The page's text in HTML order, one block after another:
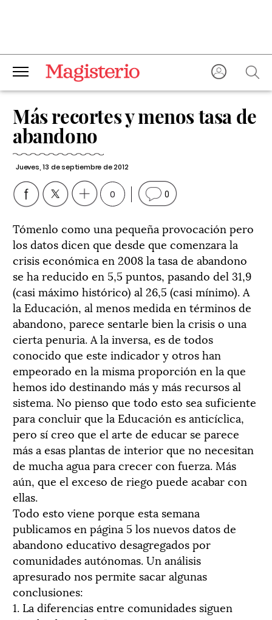
Más recortes y menos tasa de
abandono
Jueves, 13 de septiembre de 2012
0 0
Tómenlo como una pequeña provocación pero
los datos dicen que desde que comenzara la
crisis económica en 2008 la tasa de abandono
se ha reducido en 5,5 puntos, pasando del 31,9
(casi máximo histórico) al 26,5 (casi mínimo). A
la Educación, al menos medida en términos de
abandono, parece sentarle bien la crisis o una
cierta penuria. A la inversa, es de todos
conocido que este indicador y otros han
empeorado en la misma proporción en la que
hemos ido destinando más y más recursos al
sistema. No pienso que todo esto sea suficiente
para concluir que la Educación es anticíclica,
pero sí creo que el arte de educar se parece
más a esas plantas de interior que no necesitan
de mucha agua para crecer con fuerza. Más
aún, que el exceso de riego puede acabar con
ellas.
Todo esto viene porque esta semana
publicamos en página 5 los nuevos datos de
abandono educativo desagregados por
comunidades autónomas. Un análisis
apresurado nos permite sacar algunas
conclusiones:
1. La diferencias entre comunidades siguen